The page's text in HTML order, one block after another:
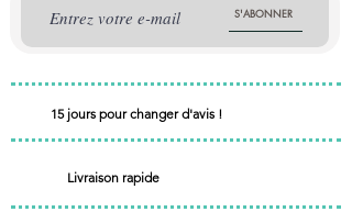
S'ABONNER
15 jours pour changer d'avis !
Livraison rapide